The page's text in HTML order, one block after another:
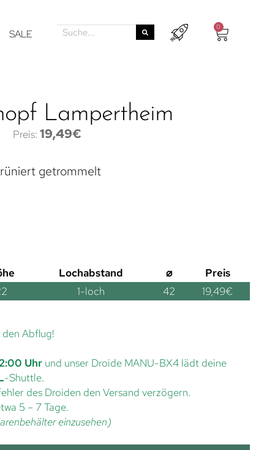
SALE
0
Lampertheim
19,49€
getrommelt
Lochabstand ⌀
Preis
1-loch 42 19,49€
Abflug!
Uhr und unser Droide MANU-BX4 lädt deine
-Shuttle.
des Droiden den Versand verzögern.
5 – 7 Tage.
einzusehen)